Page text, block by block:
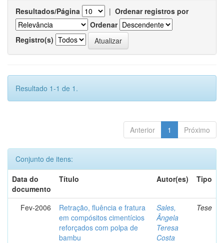
Resultados/Página | Ordenar registros por
Ordenar
Registro(s)
Resultado 1-1 de 1.
Anterior 1 Próximo
Conjunto de itens:
Data do
documento
Título Autor(es) Tipo
Fev-2006
Retração, fluência e fratura
em compósitos cimentícios
reforçados com polpa de
bambu
Sales,
Ângela
Teresa
Costa
Tese